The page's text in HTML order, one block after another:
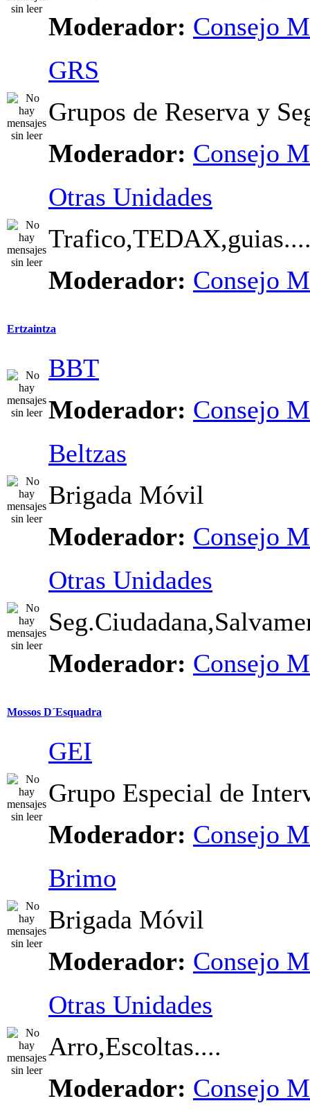
Moderador: Consejo
GRS
Grupos de Reserva y
Moderador: Consejo
Otras Unidades
Moderador: Consejo
Ertzaintza
BBT
Moderador: Consejo
Beltzas
Brigada Móvil
Moderador: Consejo
Otras Unidades
Moderador: Consejo
Mossos D´Esquadra
GEI
Grupo Especial de
Moderador: Consejo
Brimo
Brigada Móvil
Moderador: Consejo
Otras Unidades
Arro,Escoltas....
Moderador: Consejo